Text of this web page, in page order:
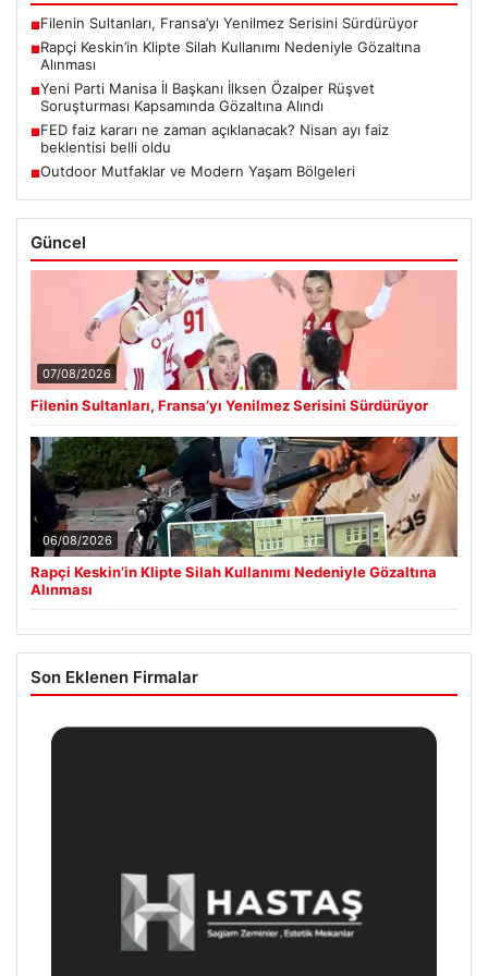
■Filenin Sultanları, Fransa’yı Yenilmez Serisini Sürdürüyor
■Rapçi Keskin’in Klipte Silah Kullanımı Nedeniyle Gözaltına
Alınması
■Yeni Parti Manisa İl Başkanı İlksen Özalper Rüşvet
Soruşturması Kapsamında Gözaltına Alındı
■FED faiz kararı ne zaman açıklanacak? Nisan ayı faiz
beklentisi belli oldu
■Outdoor Mutfaklar ve Modern Yaşam Bölgeleri
Güncel
07/08/2026
Filenin Sultanları, Fransa’yı Yenilmez Serisini Sürdürüyor
06/08/2026
Rapçi Keskin’in Klipte Silah Kullanımı Nedeniyle Gözaltına
Alınması
Son Eklenen Firmalar